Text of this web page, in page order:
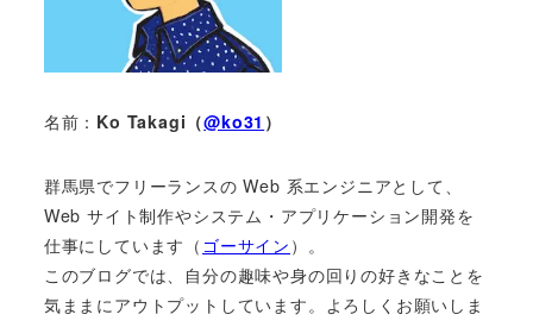
名前： Ko Takagi（@ko31 ）
群馬県でフリーランスの Web 系エンジニアとして、
Web サイト制作やシステム・アプリケーション開発を
仕事にしています（ ゴーサイン ）。
このブログでは、自分の趣味や身の回りの好きなことを
気ままにアウトプットしています。よろしくお願いしま